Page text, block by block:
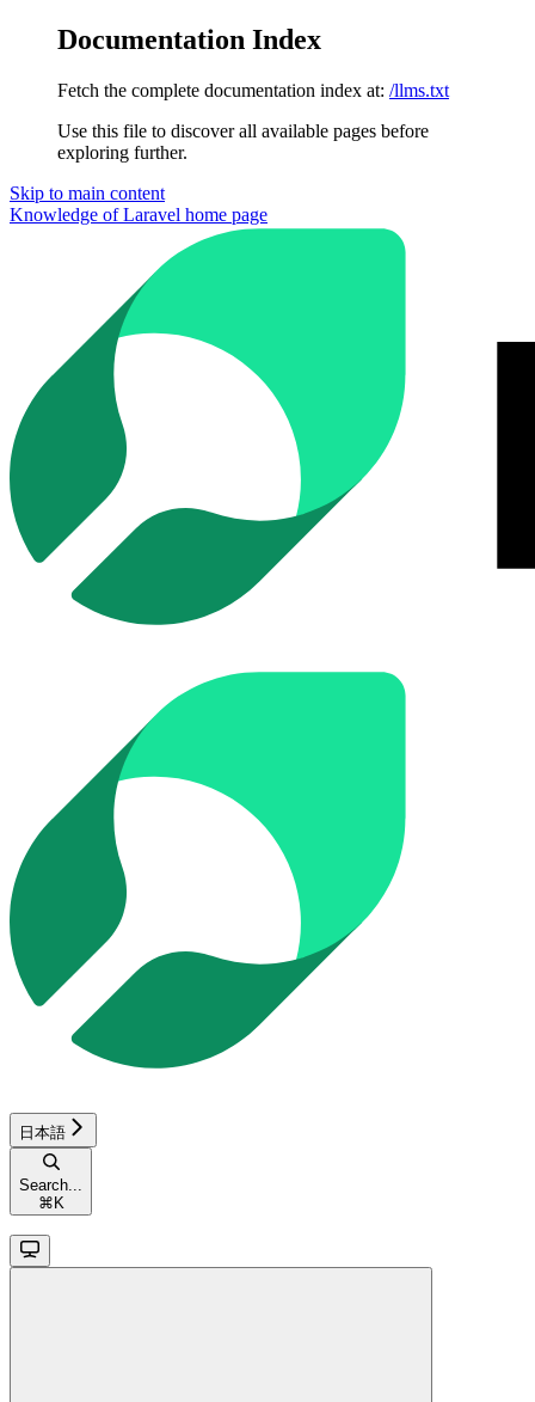
Documentation Index
Fetch the complete documentation index at: /llms.txt
Use this file to discover all available pages before
exploring further.
Skip to main content
Knowledge of Laravel home page
日本語
Search...
⌘ K